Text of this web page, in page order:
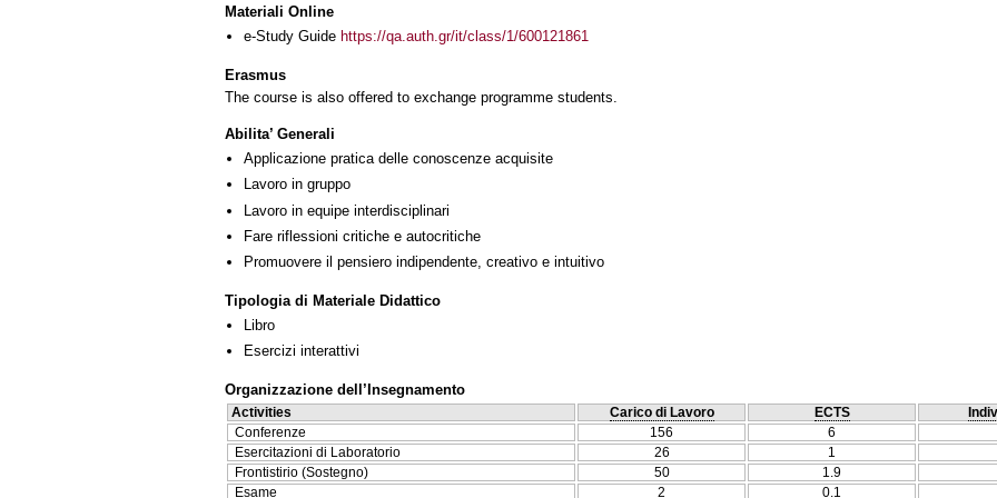
Materiali Online
e-Study Guide https://qa.auth.gr/it/class/1/600121861
Erasmus
The course is also offered to exchange programme students.
Abilita’ Generali
Applicazione pratica delle conoscenze acquisite
Lavoro in gruppo
Lavoro in equipe interdisciplinari
Fare riflessioni critiche e autocritiche
Promuovere il pensiero indipendente, creativo e intuitivo
Tipologia di Materiale Didattico
Libro
Esercizi interattivi
Organizzazione dell’Insegnamento
Activities Carico di Lavoro ECTS
Conferenze
156
6
Esercitazioni di Laboratorio
26
1
Frontistirio (Sostegno)
50
1.9
Esame
2 0.1